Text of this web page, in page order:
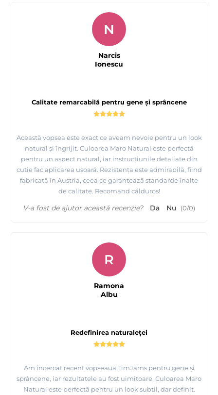
Calitate remarcabilă pentru gene și sprâncene
Această vopsea este exact ce aveam nevoie pentru un look
natural și îngrijit. Culoarea Maro Natural este perfectă
pentru un aspect natural, iar instrucțiunile detaliate din
cutie fac aplicarea ușoară. Rezistența este admirabilă, fiind
fabricată în Austria, ceea ce garantează standarde înalte
de calitate. Recomand călduros!
N
Narcis
Ionescu
V-a fost de ajutor această recenzie? Da Nu (0/0)
Redefinirea naturaleței
Am încercat recent vopseaua JimJams pentru gene și
sprâncene, iar rezultatele au fost uimitoare. Culoarea Maro
Natural este perfectă pentru un look subtil, dar definit.
R
Ramona
Albu